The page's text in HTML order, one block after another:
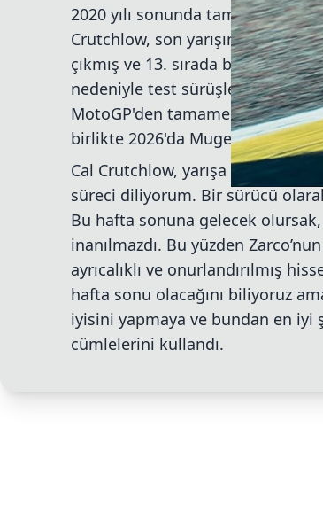
2020 yılı sonunda tam zamanlı
Crutchlow, son yarışına 2023
çıkmış ve 13. sırada bitirerek
nedeniyle test sürüşlerini
MotoGP'den tamamen emekli
birlikte 2026'da Mugello'da
Cal Crutchlow, yarışa geri
süreci diliyorum. Bir sürücü
Bu hafta sonuna gelecek
inanılmazdı. Bu yüzden
ayrıcalıklı ve onurlandırılmış
hafta sonu olacağını biliyoruz
iyisini yapmaya ve bundan en iyi
cümlelerini kullandı.